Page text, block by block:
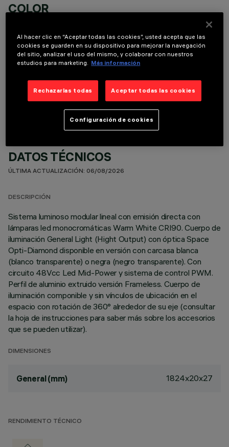
COLOR
COMPONENTES OPCIONALES
DATOS TÉCNICOS
ÚLTIMA ACTUALIZACIÓN: 06/08/2026
DESCRIPCIÓN
Sistema luminoso modular lineal con emisión directa con
lámparas led monocromáticas Warm White CRI90. Cuerpo de
iluminación General Light (Hight Output) con óptica Space
Opti-Diamond disponible en versión con carcasa blanca
(blanco transparente) o negra (negro transparente). Con
circuito 48Vcc Led Mid-Power y sistema de control PWM.
Perfil de aluminio extruido versión Frameless. Cuerpo de
iluminación componible y sin vínculos de ubicación en el
espacio con rotación de 360° alrededor de su eje (consultar
la hoja de instrucciones para saber más sobre los accesorios
que se pueden utilizar).
DIMENSIONES
General (mm) 1824x20x27
RENDIMIENTO TÉCNICO
Al hacer clic en “Aceptar todas las cookies”, usted acepta que las
cookies se guarden en su dispositivo para mejorar la navegación
del sitio, analizar el uso del mismo, y colaborar con nuestros
estudios para marketing.
Más información
Rechazarlas todas Aceptar todas las cookies
Configuración de cookies